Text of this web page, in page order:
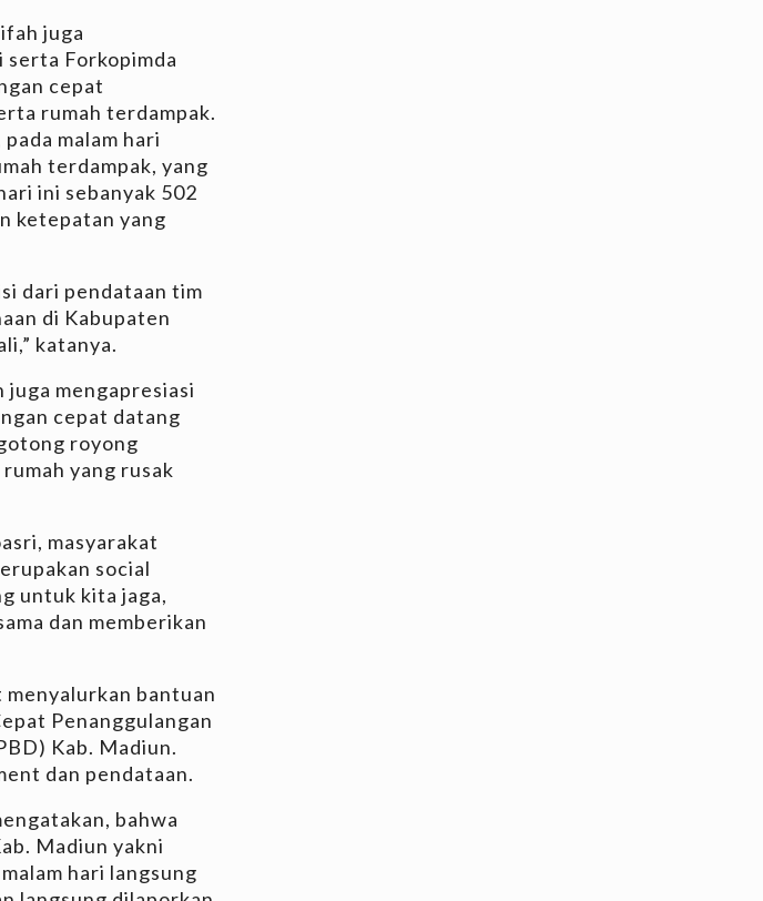
juga
serta Forkopimda
cepat
rumah terdampak.
malam hari
terdampak, yang
ini sebanyak 502
ketepatan yang
dari pendataan tim
di Kabupaten
katanya.
mengapresiasi
cepat datang
royong
yang rusak
masyarakat
social
untuk kita jaga,
dan memberikan
bantuan
Penanggulangan
Kab. Madiun.
dan pendataan.
bahwa
Madiun yakni
hari langsung